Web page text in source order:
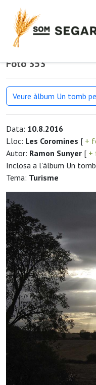
Foto 353
Veure àlbum Un tomb
Data: 10.8.2016
Lloc: Les Coromines [ +
Autor: Ramon Sunyer [ +
Inclosa a l'àlbum Un
Tema: Turisme